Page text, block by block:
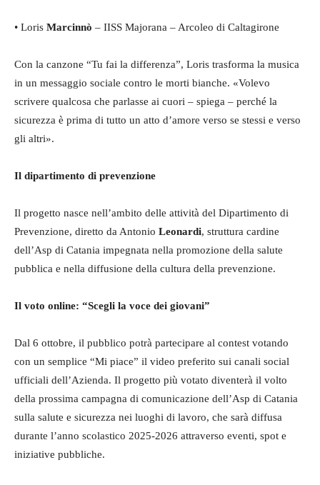
• Loris Marcinnò – IISS Majorana – Arcoleo di Caltagirone
Con la canzone “Tu fai la differenza”, Loris trasforma la musica
in un messaggio sociale contro le morti bianche. «Volevo
scrivere qualcosa che parlasse ai cuori – spiega – perché la
sicurezza è prima di tutto un atto d’amore verso se stessi e verso
gli altri».
Il dipartimento di prevenzione
Il progetto nasce nell’ambito delle attività del Dipartimento di
Prevenzione, diretto da Antonio Leonardi, struttura cardine
dell’Asp di Catania impegnata nella promozione della salute
pubblica e nella diffusione della cultura della prevenzione.
Il voto online: “Scegli la voce dei giovani”
Dal 6 ottobre, il pubblico potrà partecipare al contest votando
con un semplice “Mi piace” il video preferito sui canali social
ufficiali dell’Azienda. Il progetto più votato diventerà il volto
della prossima campagna di comunicazione dell’Asp di Catania
sulla salute e sicurezza nei luoghi di lavoro, che sarà diffusa
durante l’anno scolastico 2025-2026 attraverso eventi, spot e
iniziative pubbliche.